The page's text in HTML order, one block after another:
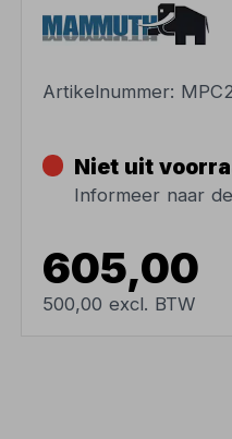
Artikelnummer:
Niet uit
Informeer naar
605,00
500,00 excl. BTW